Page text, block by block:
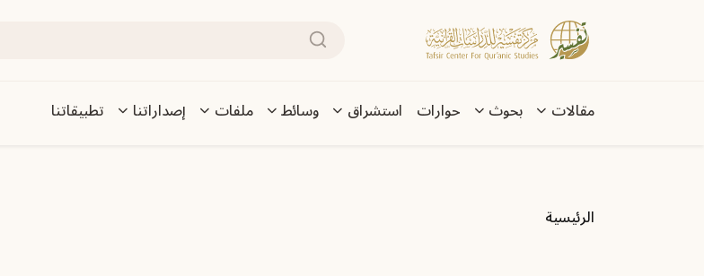
تجاوز إلى المحتوى الرئيسي
بحث
Main navigation
مقالات بحوث حوارات استشراق وسائط ملفات إصداراتنا تطبيقاتنا
مسار التنقل
الرئيسية